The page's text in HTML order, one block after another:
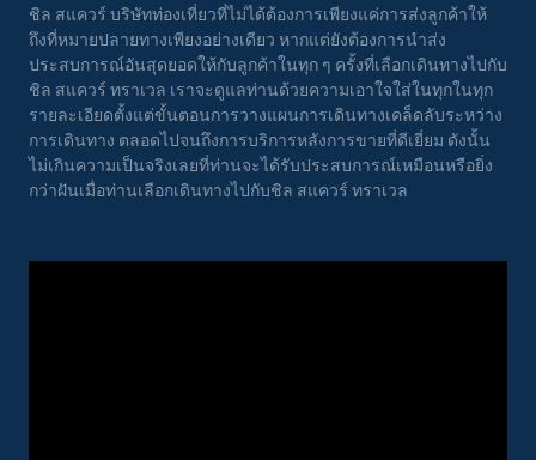
ชิล สแควร์ บริษัทท่องเที่ยวที่ไม่ได้ต้องการเพียงแค่การส่งลูกค้าให้
ถึงที่หมายปลายทางเพียงอย่างเดียว หากแต่ยังต้องการนำส่ง
ประสบการณ์อันสุดยอดให้กับลูกค้าในทุก ๆ ครั้งที่เลือกเดินทางไปกับ
ชิล สแควร์ ทราเวล เราจะดูแลท่านด้วยความเอาใจใส่ในทุกในทุก
รายละเอียดตั้งแต่ขั้นตอนการวางแผนการเดินทางเคล็ดลับระหว่าง
การเดินทาง ตลอดไปจนถึงการบริการหลังการขายที่ดีเยี่ยม ดังนั้น
ไม่เกินความเป็นจริงเลยที่ท่านจะได้รับประสบการณ์เหมือนหรือยิ่ง
กว่าฝันเมื่อท่านเลือกเดินทางไปกับชิล สแควร์ ทราเวล